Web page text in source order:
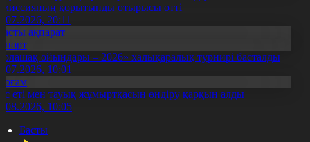
қорытынды отырысы өтті
20:11
ақпарат
ойындары – 2026» халықаралық турнирі басталды
10:01
еті мен тауық жұмыртқасын өндіру қарқын алды
10:05
Басты